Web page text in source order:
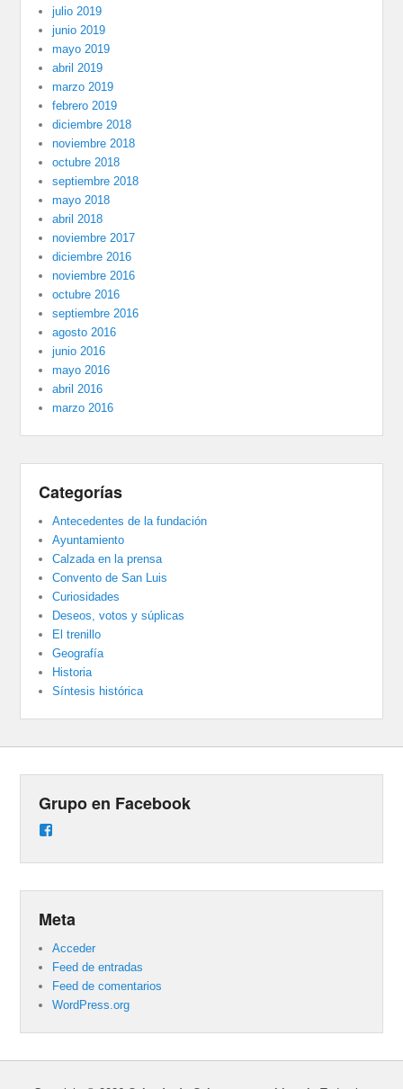
julio 2019
junio 2019
mayo 2019
abril 2019
marzo 2019
febrero 2019
diciembre 2018
noviembre 2018
octubre 2018
septiembre 2018
mayo 2018
abril 2018
noviembre 2017
diciembre 2016
noviembre 2016
octubre 2016
septiembre 2016
agosto 2016
junio 2016
mayo 2016
abril 2016
marzo 2016
Categorías
Antecedentes de la fundación
Ayuntamiento
Calzada en la prensa
Convento de San Luis
Curiosidades
Deseos, votos y súplicas
El trenillo
Geografía
Historia
Síntesis histórica
Grupo en Facebook
Meta
Acceder
Feed de entradas
Feed de comentarios
WordPress.org